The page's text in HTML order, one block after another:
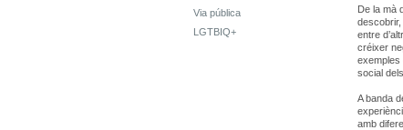
Via pública
LGTBIQ+
De la mà
entre
créixer
exemples
social
A banda
amb